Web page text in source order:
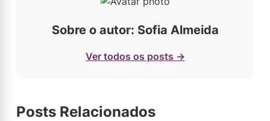
Sobre o autor: Sofia Almeida
Ver todos os posts →
Posts Relacionados